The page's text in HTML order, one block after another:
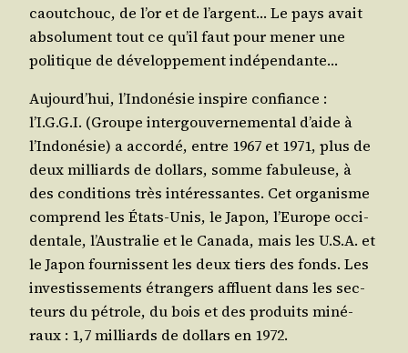
caou­tchouc, de l’or et de l’argent… Le pays avait
abso­lu­ment tout ce qu’il faut pour mener une
poli­tique de déve­lop­pe­ment indépendante…
Aujourd’hui, l’Indonésie ins­pire confiance :
l’I.G.G.I. (Groupe inter­gou­ver­ne­men­tal d’aide à
l’Indonésie) a accor­dé, entre 1967 et 1971, plus de
deux mil­liards de dol­lars, somme fabu­leuse, à
des condi­tions très inté­res­santes. Cet orga­nisme
com­prend les États-Unis, le Japon, l’Europe occi­
den­tale, l’Australie et le Cana­da, mais les U.S.A. et
le Japon four­nissent les deux tiers des fonds. Les
inves­tis­se­ments étran­gers affluent dans les sec­
teurs du pétrole, du bois et des pro­duits miné­
raux : 1,7 mil­liards de dol­lars en 1972.